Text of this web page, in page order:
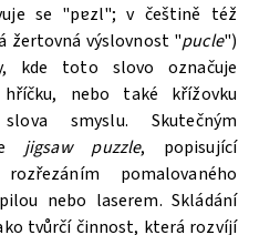
se "pɐzl"; v češtině též
žertovná výslovnost "pucle")
kde toto slovo označuje
hříčku, nebo také křížovku
smyslu. Skutečným
jigsaw puzzle, popisující
pomalovaného
nebo laserem. Skládání
tvůrčí činnost, která rozvíjí